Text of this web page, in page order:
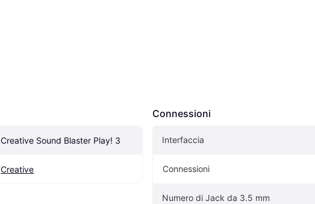
Creative Sound Blaster Play! 3
Creative
Connessioni
Interfaccia
Connessioni
Numero di Jack da 3.5 mm